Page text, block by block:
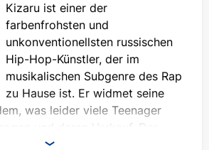
Kizaru ist einer der
farbenfrohsten und
unkonventionellsten russischen
Hip-Hop-Künstler, der im
musikalischen Subgenre des Rap
zu Hause ist. Er widmet seine
was leider viele Teenager
und deren Verkauf. Der
das aus erster Hand. Er